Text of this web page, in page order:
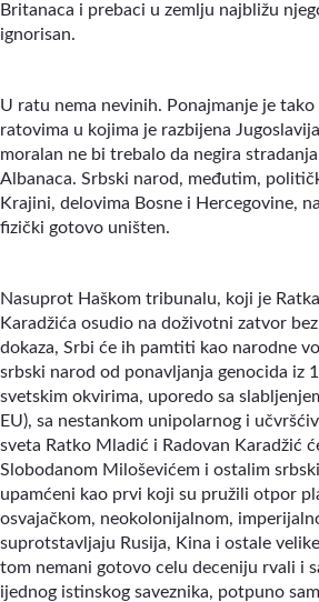
Britanaca i prebaci u zemlju najbližu
ignorisan.
U ratu nema nevinih. Ponajmanje je
ratovima u kojima je razbijena
moralan ne bi trebalo da negira
Albanaca. Srbski narod, međutim,
Krajini, delovima Bosne i Hercegovine,
fizički gotovo uništen.
Nasuprot Haškom tribunalu, koji je
Karadžića osudio na doživotni zatvor
dokaza, Srbi će ih pamtiti kao narodne
srbski narod od ponavljanja genocida iz
svetskim okvirima, uporedo sa
EU), sa nestankom unipolarnog i
sveta Ratko Mladić i Radovan Karadžić
Slobodanom Miloševićem i ostalim
upamćeni kao prvi koji su pružili otpor
osvajačkom, neokolonijalnom,
suprotstavljaju Rusija, Kina i ostale
tom nemani gotovo celu deceniju rvali i
ijednog istinskog saveznika, potpuno